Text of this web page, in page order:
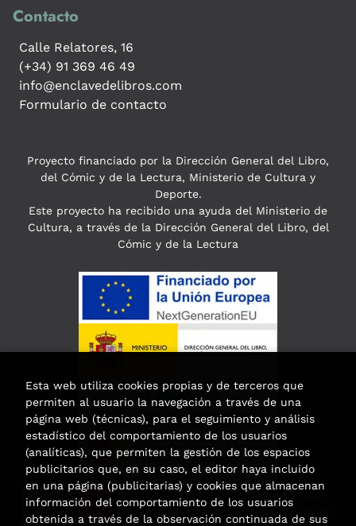
Contacto
Calle Relatores, 16
(+34) 91 369 46 49
info@enclavedelibros.com
Formulario de contacto
Proyecto financiado por la Dirección General del Libro,
del Cómic y de la Lectura, Ministerio de Cultura y
Deporte.
Este proyecto ha recibido una ayuda del Ministerio de
Cultura, a través de la Dirección General del Libro, del
Cómic y de la Lectura
Esta actividad ha recibido una ayuda
para la modernización de las librerías de
Esta web utiliza cookies propias y de terceros que
permiten al usuario la navegación a través de una
página web (técnicas), para el seguimiento y análisis
estadístico del comportamiento de los usuarios
(analíticas), que permiten la gestión de los espacios
publicitarios que, en su caso, el editor haya incluido
en una página (publicitarias) y cookies que almacenan
información del comportamiento de los usuarios
obtenida a través de la observación continuada de sus